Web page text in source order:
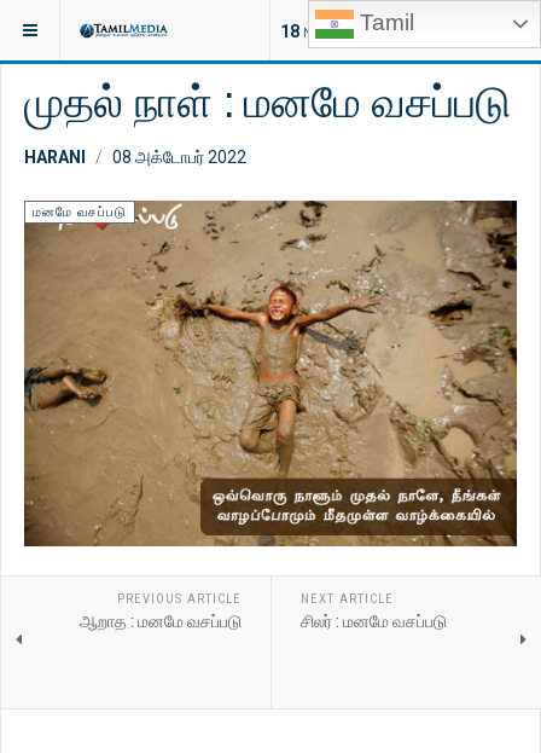
Tamil
18 NEW ARTICLES
இருக்குமிடம்: ஆன்மீகம் மனமே வசப்படு
முதல் நாள் : மனமே வசப்படு
HARANI 08 அக்டோபர் 2022
மனமே வசப்படு
PREVIOUS ARTICLE
ஆறாத : மனமே வசப்படு
NEXT ARTICLE
சிலர் : மனமே வசப்படு